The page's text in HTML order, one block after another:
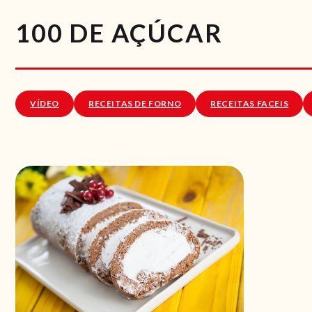
100 DE AÇÚCAR
VÍDEO RECEITAS DE FORNO RECEITAS FACEIS